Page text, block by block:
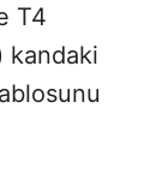
T4
kandaki